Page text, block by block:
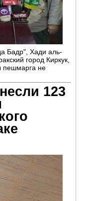
Бадр", Хади аль-
город Киркук,
пешмарга не
123